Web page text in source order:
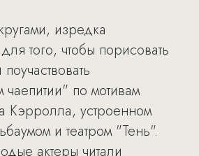
изредка
того, чтобы порисовать
по мотивам
устроенном
и театром "Тень".
актеры читали